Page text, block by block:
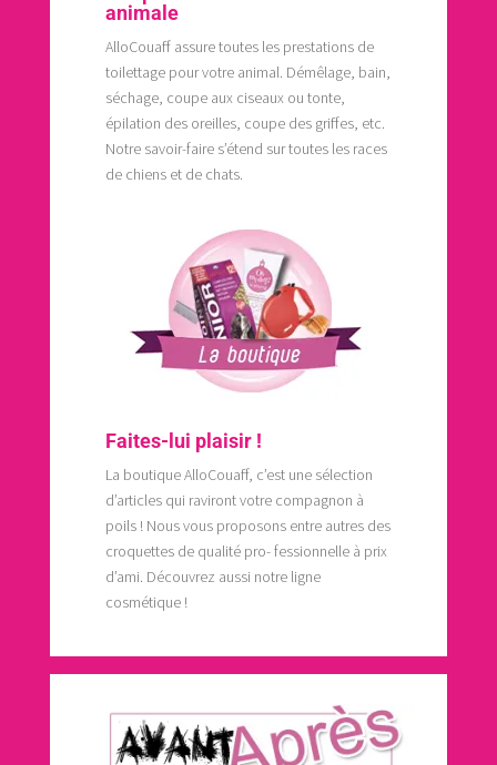
animale
AlloCouaff assure toutes les prestations de
toilettage pour votre animal. Démêlage, bain,
séchage, coupe aux ciseaux ou tonte,
épilation des oreilles, coupe des griffes, etc.
Notre savoir-faire s’étend sur toutes les races
de chiens et de chats.
Faites-lui plaisir !
La boutique AlloCouaff, c’est une sélection
d’articles qui raviront votre compagnon à
poils ! Nous vous proposons entre autres des
croquettes de qualité pro- fessionnelle à prix
d’ami. Découvrez aussi notre ligne
cosmétique !